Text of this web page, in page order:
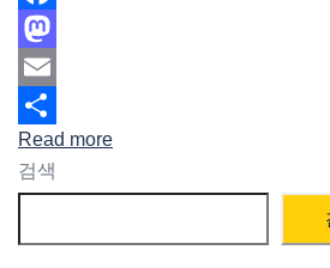
Facebook
Mastodon
Email
Share
Read more
검색